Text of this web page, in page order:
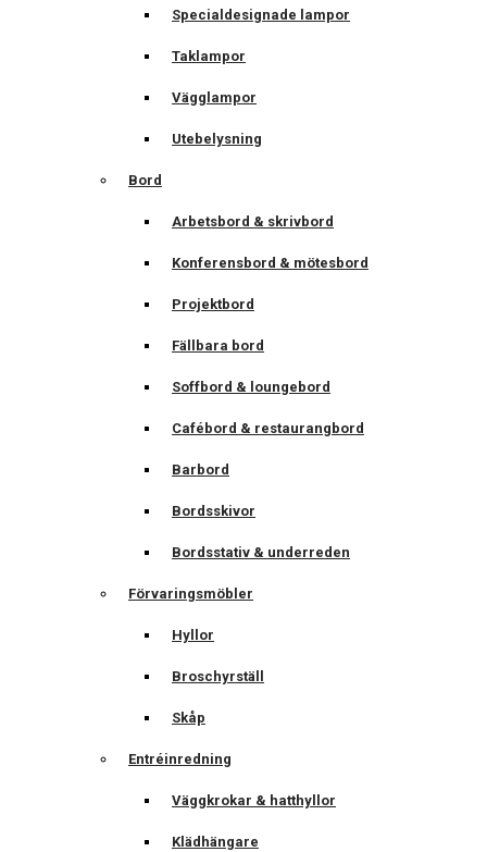
Specialdesignade lampor
Taklampor
Vägglampor
Utebelysning
Bord
Arbetsbord & skrivbord
Konferensbord & mötesbord
Projektbord
Fällbara bord
Soffbord & loungebord
Cafébord & restaurangbord
Barbord
Bordsskivor
Bordsstativ & underreden
Förvaringsmöbler
Hyllor
Broschyrställ
Skåp
Entréinredning
Väggkrokar & hatthyllor
Klädhängare